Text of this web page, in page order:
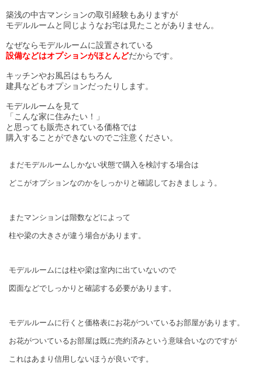
築浅の中古マンションの取引経験もありますが
モデルルームと同じようなお宅は見たことがありません。
なぜならモデルルームに設置されている
設備などはオプションがほとんどだからです。
キッチンやお風呂はもちろん
建具などもオプションだったりします。
モデルルームを見て
「こんな家に住みたい！」
と思っても販売されている価格では
購入することができないのでご注意ください。
まだモデルルームしかない状態で購入を検討する場合は
どこがオプションなのかをしっかりと確認しておきましょう。
またマンションは階数などによって
柱や梁の大きさが違う場合があります。
モデルルームには柱や梁は室内に出ていないので
図面などでしっかりと確認する必要があります。
モデルルームに行くと価格表にお花がついているお部屋があります。
お花がついているお部屋は既に売約済みという意味合いなのですが
これはあまり信用しないほうが良いです。